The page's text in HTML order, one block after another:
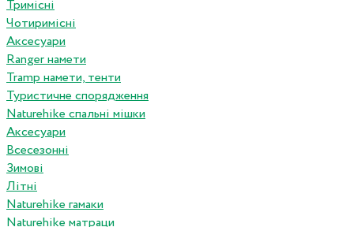
Тримісні
Чотиримісні
Аксесуари
Ranger намети
Tramp намети, тенти
Туристичне спорядження
Naturehike спальні мішки
Аксесуари
Всесезонні
Зимові
Літні
Naturehike гамаки
Naturehike матраци